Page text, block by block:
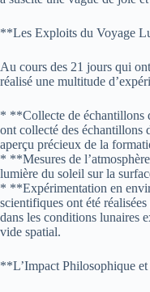
**Les Exploits du Voyage
Au cours des 21 jours qui
réalisé une multitude
* **Collecte de échantillons
ont collecté des échantillons
aperçu précieux de la
* **Mesures de
lumière du soleil sur la
* **Expérimentation en
scientifiques ont été
dans les conditions lunaires
vide spatial.
**L’Impact Philosophique